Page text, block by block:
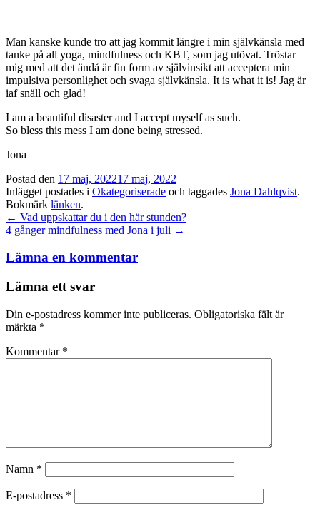
Man kanske kunde tro att jag kommit längre i min självkänsla med
tanke på all yoga, mindfulness och KBT, som jag utövat. Tröstar
mig med att det ändå är fin form av självinsikt att acceptera min
impulsiva personlighet och svaga självkänsla. It is what it is! Jag är
iaf snäll och glad!
I am a beautiful disaster and I accept myself as such.
So bless this mess I am done being stressed.
Jona
Postad den 17 maj, 202217 maj, 2022
Inlägget postades i Okategoriserade och taggades Jona Dahlqvist.
Bokmärk länken.
Inläggsnavigation
← Vad uppskattar du i den här stunden?
4 gånger mindfulness med Jona i juli →
Lämna en kommentar
Lämna ett svar
Din e-postadress kommer inte publiceras. Obligatoriska fält är
märkta *
Kommentar *
Namn *
E-postadress *